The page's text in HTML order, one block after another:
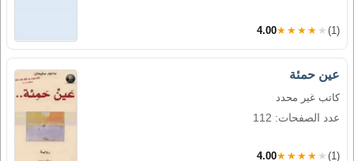
4.00★★★★★ (1)
عين حمئة
كاتب غير محدد
عدد الصفحات: 112
4.00★★★★★ (1)